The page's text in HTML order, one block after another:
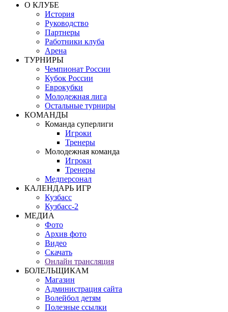
О КЛУБЕ
История
Руководство
Партнеры
Работники клуба
Арена
ТУРНИРЫ
Чемпионат России
Кубок России
Еврокубки
Молодежная лига
Остальные турниры
КОМАНДЫ
Команда суперлиги
Игроки
Тренеры
Молодежная команда
Игроки
Тренеры
Медперсонал
КАЛЕНДАРЬ ИГР
Кузбасс
Кузбасс-2
МЕДИА
Фото
Архив фото
Видео
Скачать
Онлайн трансляция
БОЛЕЛЬЩИКАМ
Магазин
Администрация сайта
Волейбол детям
Полезные ссылки